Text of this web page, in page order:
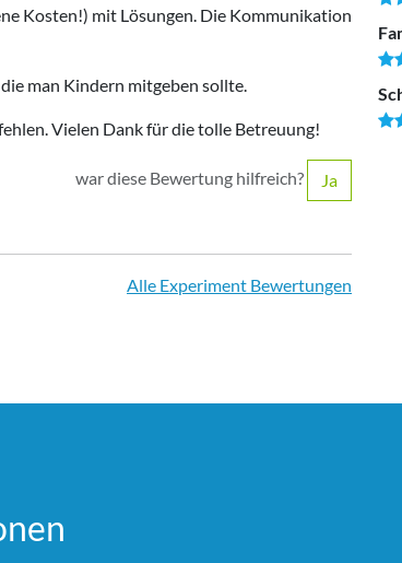
Kosten!) mit Lösungen. Die Kommunikation
man Kindern mitgeben sollte.
Vielen Dank für die tolle Betreuung!
war diese Bewertung hilfreich? Ja
Alle Experiment Bewertungen